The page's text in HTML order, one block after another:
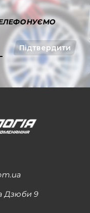
Підтвердити
Дзюби 9